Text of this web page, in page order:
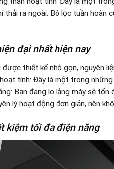
thải ra ngoài. Bộ lọc tuần
đại nhất hiện nay
thiết kế nhỏ gọn, nguyên
tính: Đây là một trong
Bạn đang lo lắng máy sẽ
lý hoạt động đơn giản, nên
kiệm tối đa điện năng